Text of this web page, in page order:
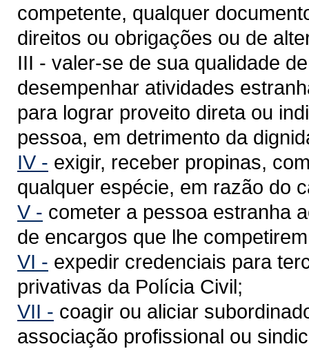
competente, qualquer
direitos ou obrigações ou de
III - valer-se de sua qualidade
desempenhar atividades
para lograr proveito direta ou
pessoa, em detrimento da
IV - exigir, receber propinas,
qualquer espécie, em razão do
V - cometer a pessoa estranha
de encargos que lhe
VI - expedir credenciais para
privativas da Polícia Civil;
VII - coagir ou aliciar
associação profissional ou